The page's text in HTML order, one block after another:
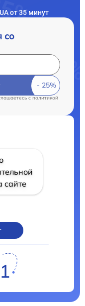
от 35 минут
со
c политикой
сайте